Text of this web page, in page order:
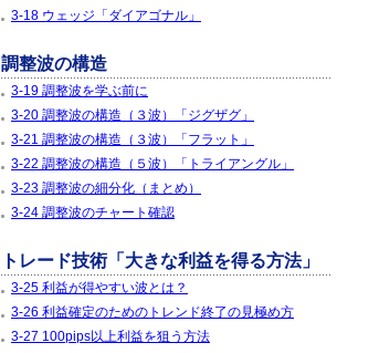
3-18 ウェッジ「ダイアゴナル」
調整波の構造
3-19 調整波を学ぶ前に
3-20 調整波の構造（３波）「ジグザグ」
3-21 調整波の構造（３波）「フラット」
3-22 調整波の構造（５波）「トライアングル」
3-23 調整波の細分化（まとめ）
3-24 調整波のチャート確認
トレード技術「大きな利益を得る方法」
3-25 利益が得やすい波とは？
3-26 利益確定のためのトレンド終了の見極め方
3-27 100pips以上利益を狙う方法